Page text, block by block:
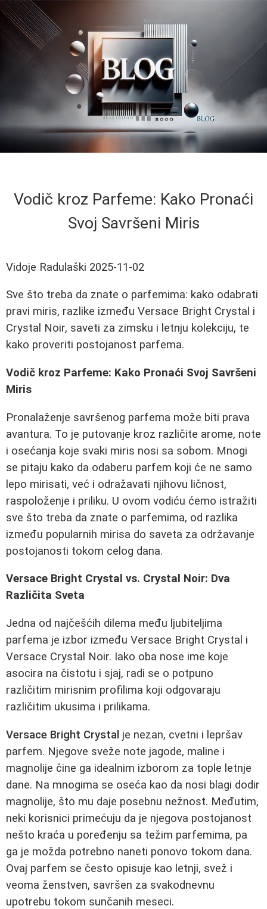
Vodič kroz Parfeme: Kako Pronaći
Svoj Savršeni Miris
Vidoje Radulaški 2025-11-02
Sve što treba da znate o parfemima: kako odabrati
pravi miris, razlike između Versace Bright Crystal i
Crystal Noir, saveti za zimsku i letnju kolekciju, te
kako proveriti postojanost parfema.
Vodič kroz Parfeme: Kako Pronaći Svoj Savršeni
Miris
Pronalaženje savršenog parfema može biti prava
avantura. To je putovanje kroz različite arome, note
i osećanja koje svaki miris nosi sa sobom. Mnogi
se pitaju kako da odaberu parfem koji će ne samo
lepo mirisati, već i odražavati njihovu ličnost,
raspoloženje i priliku. U ovom vodiću ćemo istražiti
sve što treba da znate o parfemima, od razlika
između popularnih mirisa do saveta za održavanje
postojanosti tokom celog dana.
Versace Bright Crystal vs. Crystal Noir: Dva
Različita Sveta
Jedna od najčešćih dilema među ljubiteljima
parfema je izbor između Versace Bright Crystal i
Versace Crystal Noir. Iako oba nose ime koje
asocira na čistotu i sjaj, radi se o potpuno
različitim mirisnim profilima koji odgovaraju
različitim ukusima i prilikama.
Versace Bright Crystal je nezan, cvetni i lepršav
parfem. Njegove sveže note jagode, maline i
magnolije čine ga idealnim izborom za tople letnje
dane. Na mnogima se oseća kao da nosi blagi dodir
magnolije, što mu daje posebnu nežnost. Međutim,
neki korisnici primećuju da je njegova postojanost
nešto kraća u poređenju sa težim parfemima, pa
ga je možda potrebno naneti ponovo tokom dana.
Ovaj parfem se često opisuje kao letnji, svež i
veoma ženstven, savršen za svakodnevnu
upotrebu tokom sunčanih meseci.